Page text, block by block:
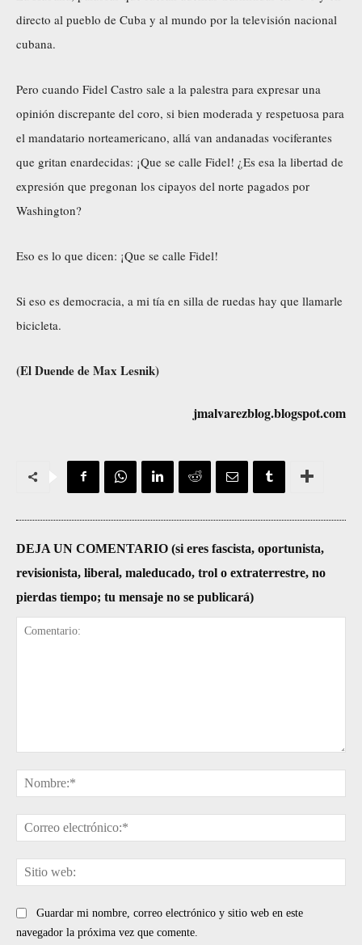
directo al pueblo de Cuba y al mundo por la televisión nacional
cubana.
Pero cuando Fidel Castro sale a la palestra para expresar una
opinión discrepante del coro, si bien moderada y respetuosa para
el mandatario norteamericano, allá van andanadas vociferantes
que gritan enardecidas: ¡Que se calle Fidel! ¿Es esa la libertad de
expresión que pregonan los cipayos del norte pagados por
Washington?
Eso es lo que dicen: ¡Que se calle Fidel!
Si eso es democracia, a mi tía en silla de ruedas hay que llamarle
bicicleta.
(El Duende de Max Lesnik)
jmalvarezblog.blogspot.com
DEJA UN COMENTARIO (si eres fascista, oportunista,
revisionista, liberal, maleducado, trol o extraterrestre, no
pierdas tiempo; tu mensaje no se publicará)
Guardar mi nombre, correo electrónico y sitio web en este
navegador la próxima vez que comente.